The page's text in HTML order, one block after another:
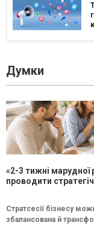
Думки
«2-3 тижні марудної
проводити
Стратсесії бізнесу
збалансована й